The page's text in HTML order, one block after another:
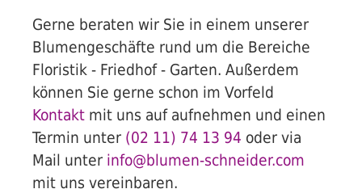
Gerne beraten wir Sie in einem unserer
Blumengeschäfte rund um die Bereiche
Floristik - Friedhof - Garten. Außerdem
können Sie gerne schon im Vorfeld
Kontakt mit uns auf aufnehmen und einen
Termin unter (02 11) 74 13 94 oder via
Mail unter info@blumen-schneider.com
mit uns vereinbaren.